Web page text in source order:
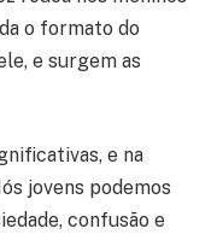
o formato do
e surgem as
e na
jovens podemos
confusão e